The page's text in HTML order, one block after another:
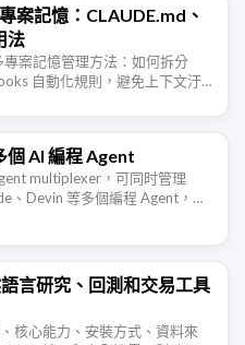
案記憶：CLAUDE.md、
法
案記憶管理方法：如何拆分
自動化規則，避免上下文汙
穩定協作。
AI 編程 Agent
multiplexer，可同时管理
、Devin 等多個編程 Agent，并
言研究、回測和交易工具
核心能力、安裝方式、資料來